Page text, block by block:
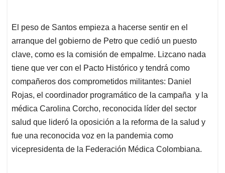
El peso de Santos empieza a hacerse sentir en el
arranque del gobierno de Petro que cedió un puesto
clave, como es la comisión de empalme. Lizcano nada
tiene que ver con el Pacto Histórico y tendrá como
compañeros dos comprometidos militantes: Daniel
Rojas, el coordinador programático de la campaña y la
médica Carolina Corcho, reconocida líder del sector
salud que lideró la oposición a la reforma de la salud y
fue una reconocida voz en la pandemia como
vicepresidenta de la Federación Médica Colombiana.